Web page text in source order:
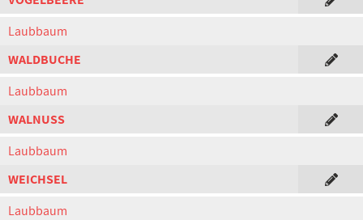
Laubbaum
WALDBUCHE
Laubbaum
WALNUSS
Laubbaum
WEICHSEL
Laubbaum